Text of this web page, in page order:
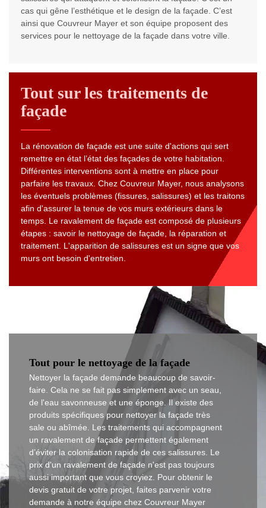
cas qui gêne l’esthétique et le design de la façade. C’est
ainsi que Couvreur Mayer et son équipe proposent des
services pour le nettoyage de la façade dans votre ville.
Tout sur les traitements de
façade
La rénovation de façade est une suite d'actions qui sert
remettre en état l’état des façades de votre habitation.
Différentes interventions sont à mettre en place pour
parfaire les travaux. Chez Couvreur Mayer, nous analysons
les éventuels problèmes (fissures, salissures) et les traitons
afin d'assurer la tenue de vos murs extérieurs dans le
temps. Le ravalement de façade est composé de plusieurs
étapes : savoir le nettoyage de façade, la réparation et
traitement. L'apparition de salissures est un signe que vos
murs ont besoin d'entretien.
Tout pour le nettoyage de la façade
Nettoyer la façade demande beaucoup de savoir-
faire. Cela ne se fait pas simplement avec un seau,
de l'eau savonneuse et une éponge. Il existe des
produits spécifiques pour nettoyer la façade très
sale ou abîmée. Les traitements qui accompagnent
un ravalement de façade permettent également
d’éviter la colonisation rapide de ces salissures. Le
prix d'un ravalement de façade n'est pas toujours
aussi important que vous croyiez. Pour obtenir le
devis gratuit de votre projet, faites parvenir votre
demande à notre équipe chez Couvreur Mayer